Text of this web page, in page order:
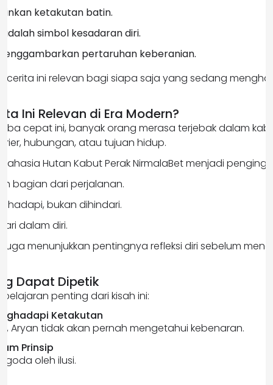
ketakutan batin.
simbol kesadaran diri.
pertaruhan keberanian.
cerita ini relevan bagi siapa saja yang sedang
Ini Relevan di Era Modern?
cepat ini, banyak orang merasa terjebak dalam
hubungan, atau tujuan hidup.
Hutan Kabut Perak NirmalaBet menjadi
bagian dari perjalanan.
bukan dihindari.
dalam diri.
juga menunjukkan pentingnya refleksi diri sebelum
Dapat Dipetik
penting dari kisah ini:
Ketakutan
Aryan tidak akan pernah mengetahui kebenaran.
Prinsip
oleh ilusi.